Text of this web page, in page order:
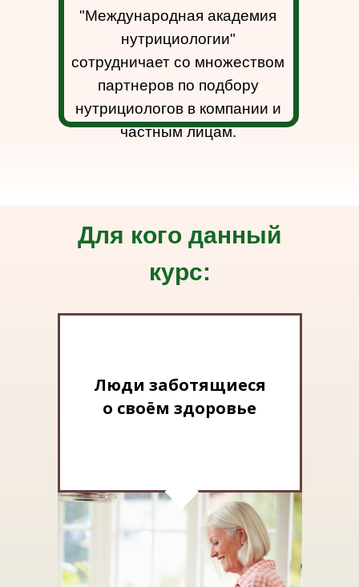
"Международная академия
нутрициологии"
сотрудничает со множеством
партнеров по подбору
нутрициологов в компании и
частным лицам.
Для кого данный
курс:
Люди заботящиеся
о своём здоровье